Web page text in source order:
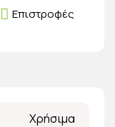
Επιστροφές
Χρήσιμα